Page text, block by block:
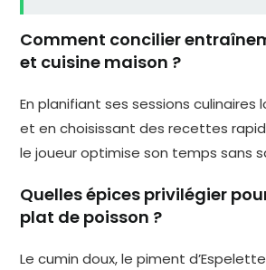
Comment concilier
et cuisine maison ?
En planifiant ses sessions culinaires
et en choisissant des recettes
le joueur optimise son temps sans
Quelles épices privilégier
plat de poisson ?
Le cumin doux, le piment